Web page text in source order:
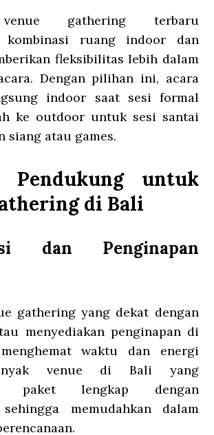
venue gathering terbaru
kombinasi ruang indoor dan
fleksibilitas lebih dalam
Dengan pilihan ini, acara
indoor saat sesi formal
ke outdoor untuk sesi santai
siang atau games.
Pendukung untuk
di Bali
dan Penginapan
gathering yang dekat dengan
menyediakan penginapan di
waktu dan energi
venue di Bali yang
paket lengkap dengan
sehingga memudahkan dalam